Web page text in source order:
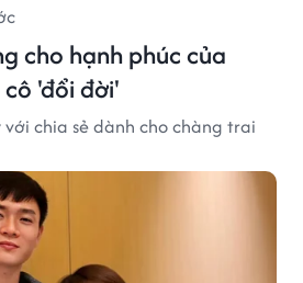
cho hạnh phúc của
'đổi đời'
với chia sẻ dành cho chàng trai